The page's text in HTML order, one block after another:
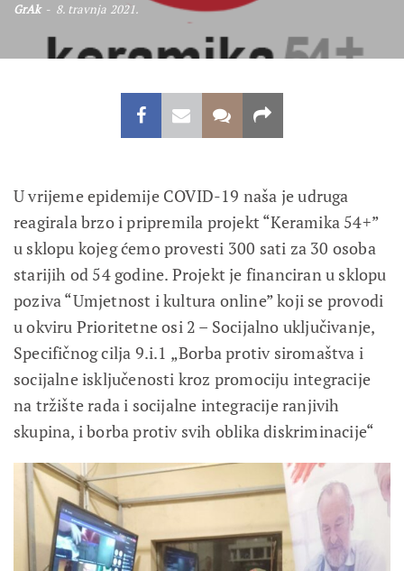
GrAk 8. travnja 2021.
U vrijeme epidemije COVID-19 naša je udruga
reagirala brzo i pripremila projekt “Keramika 54+”
u sklopu kojeg ćemo provesti 300 sati za 30 osoba
starijih od 54 godine. Projekt je financiran u sklopu
poziva “Umjetnost i kultura online” koji se provodi
u okviru Prioritetne osi 2 – Socijalno uključivanje,
Specifičnog cilja 9.i.1 „Borba protiv siromaštva i
socijalne isključenosti kroz promociju integracije
na tržište rada i socijalne integracije ranjivih
skupina, i borba protiv svih oblika diskriminacije“